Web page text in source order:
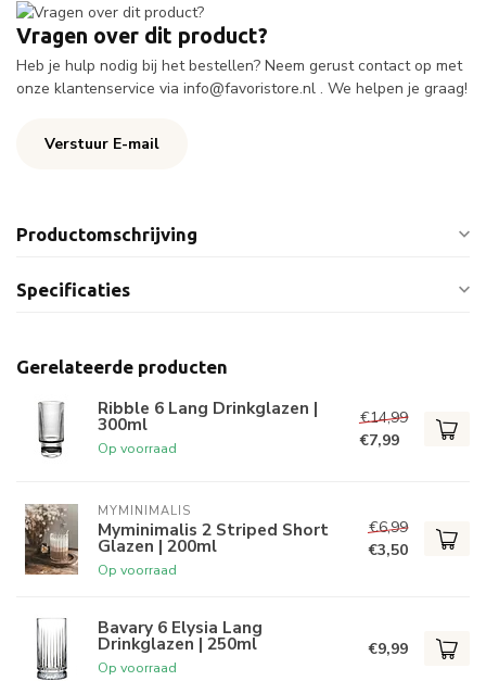
Vragen over dit product?
Heb je hulp nodig bij het bestellen? Neem gerust contact op met
onze klantenservice via info@favoristore.nl . We helpen je graag!
Verstuur E-mail
Productomschrijving
Specificaties
Gerelateerde producten
Ribble 6 Lang Drinkglazen |
300ml
Op voorraad
€14,99
€7,99
MYMINIMALIS
Myminimalis 2 Striped Short
Glazen | 200ml
Op voorraad
€6,99
€3,50
Bavary 6 Elysia Lang
Drinkglazen | 250ml
Op voorraad
€9,99